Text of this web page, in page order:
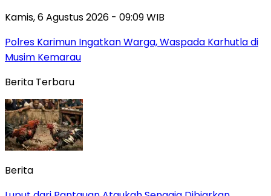
Kamis, 6 Agustus 2026 - 09:09 WIB
Polres Karimun Ingatkan Warga, Waspada Karhutla di
Musim Kemarau
Berita Terbaru
Berita